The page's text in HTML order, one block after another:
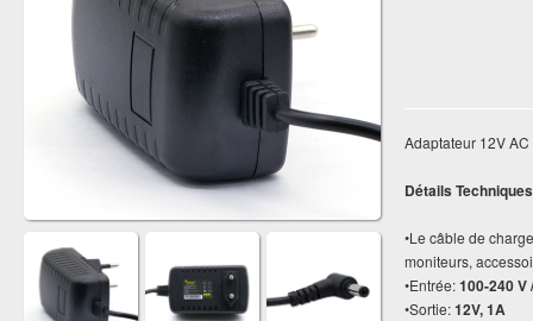
Adaptateur 12V
Détails
•Le câble de
moniteurs,
•Entrée:100-240 V
•Sortie:12V, 1A